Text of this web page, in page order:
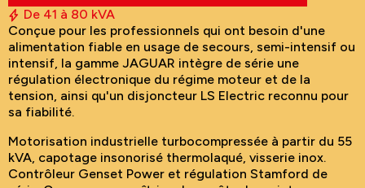
De 41 à 80 kVA
Conçue pour les professionnels qui ont besoin d'une
alimentation fiable en usage de secours, semi-intensif ou
intensif, la gamme JAGUAR intègre de série une
régulation électronique du régime moteur et de la
tension, ainsi qu'un disjoncteur LS Electric reconnu pour
sa fiabilité.
Motorisation industrielle turbocompressée à partir du 55
kVA, capotage insonorisé thermolaqué, visserie inox.
Contrôleur Genset Power et régulation Stamford de